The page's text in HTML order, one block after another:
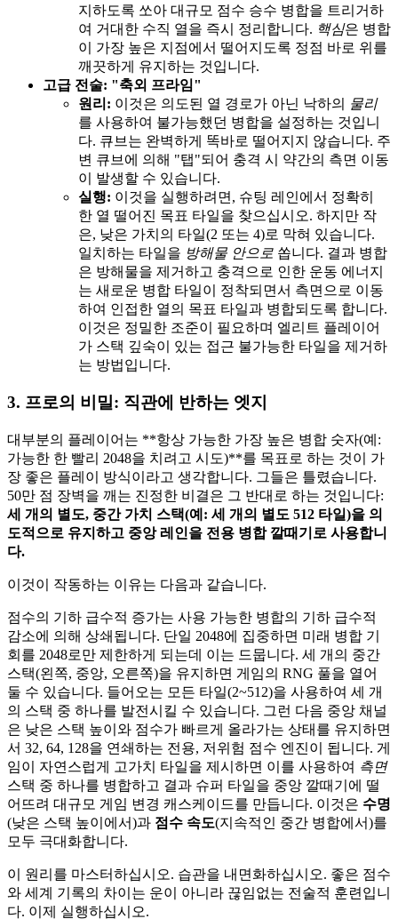
지하도록 쏘아 대규모 점수 승수 병합을 트리거하
여 거대한 수직 열을 즉시 정리합니다. 핵심은 병합
이 가장 높은 지점에서 떨어지도록 정점 바로 위를
깨끗하게 유지하는 것입니다.
고급 전술: "축외 프라임"
원리: 이것은 의도된 열 경로가 아닌 낙하의 물리
를 사용하여 불가능했던 병합을 설정하는 것입니
다. 큐브는 완벽하게 똑바로 떨어지지 않습니다. 주
변 큐브에 의해 "탭"되어 충격 시 약간의 측면 이동
이 발생할 수 있습니다.
실행: 이것을 실행하려면, 슈팅 레인에서 정확히
한 열 떨어진 목표 타일을 찾으십시오. 하지만 작
은, 낮은 가치의 타일(2 또는 4)로 막혀 있습니다.
일치하는 타일을 방해물 안으로 쏩니다. 결과 병합
은 방해물을 제거하고 충격으로 인한 운동 에너지
는 새로운 병합 타일이 정착되면서 측면으로 이동
하여 인접한 열의 목표 타일과 병합되도록 합니다.
이것은 정밀한 조준이 필요하며 엘리트 플레이어
가 스택 깊숙이 있는 접근 불가능한 타일을 제거하
는 방법입니다.
3. 프로의 비밀: 직관에 반하는 엣지
대부분의 플레이어는 **항상 가능한 가장 높은 병합 숫자(예:
가능한 한 빨리 2048을 치려고 시도)**를 목표로 하는 것이 가
장 좋은 플레이 방식이라고 생각합니다. 그들은 틀렸습니다.
50만 점 장벽을 깨는 진정한 비결은 그 반대로 하는 것입니다:
세 개의 별도, 중간 가치 스택(예: 세 개의 별도 512 타일)을 의
도적으로 유지하고 중앙 레인을 전용 병합 깔때기로 사용합니
다.
이것이 작동하는 이유는 다음과 같습니다.
점수의 기하 급수적 증가는 사용 가능한 병합의 기하 급수적
감소에 의해 상쇄됩니다. 단일 2048에 집중하면 미래 병합 기
회를 2048로만 제한하게 되는데 이는 드뭅니다. 세 개의 중간
스택(왼쪽, 중앙, 오른쪽)을 유지하면 게임의 RNG 풀을 열어
둘 수 있습니다. 들어오는 모든 타일(2~512)을 사용하여 세 개
의 스택 중 하나를 발전시킬 수 있습니다. 그런 다음 중앙 채널
은 낮은 스택 높이와 점수가 빠르게 올라가는 상태를 유지하면
서 32, 64, 128을 연쇄하는 전용, 저위험 점수 엔진이 됩니다. 게
임이 자연스럽게 고가치 타일을 제시하면 이를 사용하여 측면
스택 중 하나를 병합하고 결과 슈퍼 타일을 중앙 깔때기에 떨
어뜨려 대규모 게임 변경 캐스케이드를 만듭니다. 이것은 수명
(낮은 스택 높이에서)과 점수 속도(지속적인 중간 병합에서)를
모두 극대화합니다.
이 원리를 마스터하십시오. 습관을 내면화하십시오. 좋은 점수
와 세계 기록의 차이는 운이 아니라 끊임없는 전술적 훈련입니
다. 이제 실행하십시오.